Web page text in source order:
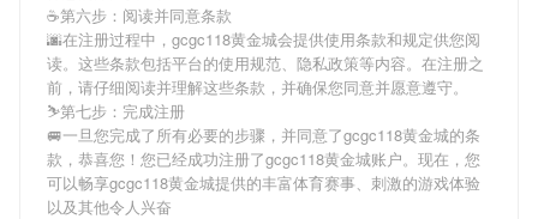
☕第六步：阅读并同意条款
🌆在注册过程中， gcgc118黄金城会提供使用条款和规定供您阅
读。这些条款包括平台的使用规范、隐私政策等内容。在注册之
前，请仔细阅读并理解这些条款，并确保您同意并愿意遵守。
⛷第七步：完成注册
🚐一旦您完成了所有必要的步骤，并同意了gcgc118黄金城的条
款，恭喜您！您已经成功注册了gcgc118黄金城账户。现在，您
可以畅享gcgc118黄金城提供的丰富体育赛事、刺激的游戏体验
以及其他令人兴奋